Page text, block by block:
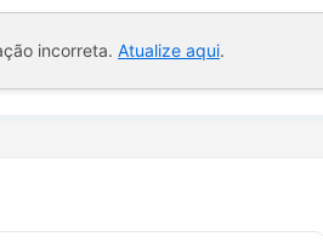
incorreta. Atualize aqui.